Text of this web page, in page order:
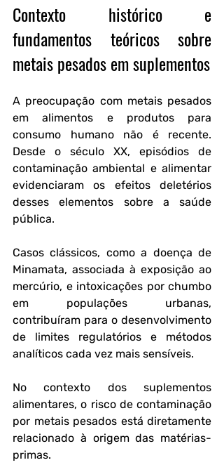
Contexto histórico e
fundamentos teóricos sobre
metais pesados em suplementos
A preocupação com metais pesados
em alimentos e produtos para
consumo humano não é recente.
Desde o século XX, episódios de
contaminação ambiental e alimentar
evidenciaram os efeitos deletérios
desses elementos sobre a saúde
pública.
Casos clássicos, como a doença de
Minamata, associada à exposição ao
mercúrio, e intoxicações por chumbo
em populações urbanas,
contribuíram para o desenvolvimento
de limites regulatórios e métodos
analíticos cada vez mais sensíveis.
No contexto dos suplementos
alimentares, o risco de contaminação
por metais pesados está diretamente
relacionado à origem das matérias-
primas.